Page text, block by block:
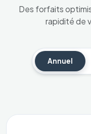
Des forfaits
rapidité de
Annuel